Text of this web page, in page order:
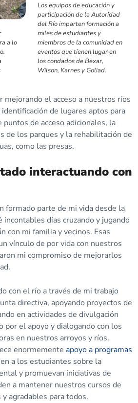
a lo
Los equipos de educación y
participación de la Autoridad
del Río imparten formación a
miles de estudiantes y
miembros de la comunidad en
eventos que tienen lugar en
los condados de Bexar,
Wilson, Karnes y Goliad.
mejorando el acceso a nuestros ríos
de lugares aptos para
puntos de acceso adicionales, la
de los parques y la rehabilitación de
como las presas.
interactuando con
formado parte de mi vida desde la
incontables días cruzando y jugando
con mi familia y vecinos. Esas
vínculo de por vida con nuestros
mi compromiso de mejorarlos
con el río a través de mi trabajo
directiva, apoyando proyectos de
en actividades de divulgación
por el apoyo y dialogando con los
en nuestros arroyos y ríos.
enormemente apoyo a programas
a los estudiantes sobre la
y promuevan iniciativas de
a mantener nuestros cursos de
agradables para todos.